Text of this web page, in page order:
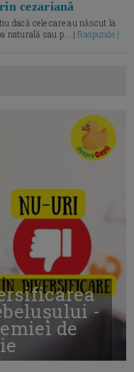
cezariană
dacă cele care au născut la
naturală sau p... |Raspunde |
-
de